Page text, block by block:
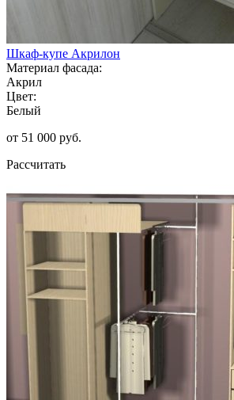
Шкаф-купе Акрилон
Материал фасада:
Акрил
Цвет:
Белый
от 51 000 руб.
Рассчитать